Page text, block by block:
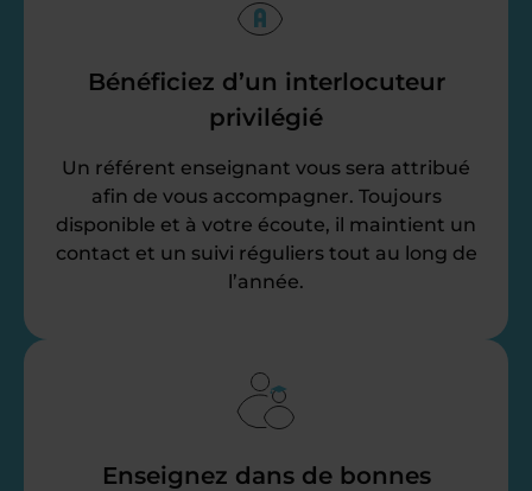
Bénéficiez d’un interlocuteur
privilégié
Un référent enseignant vous sera attribué
afin de vous accompagner. Toujours
disponible et à votre écoute, il maintient un
contact et un suivi réguliers tout au long de
l’année.
Enseignez dans de bonnes